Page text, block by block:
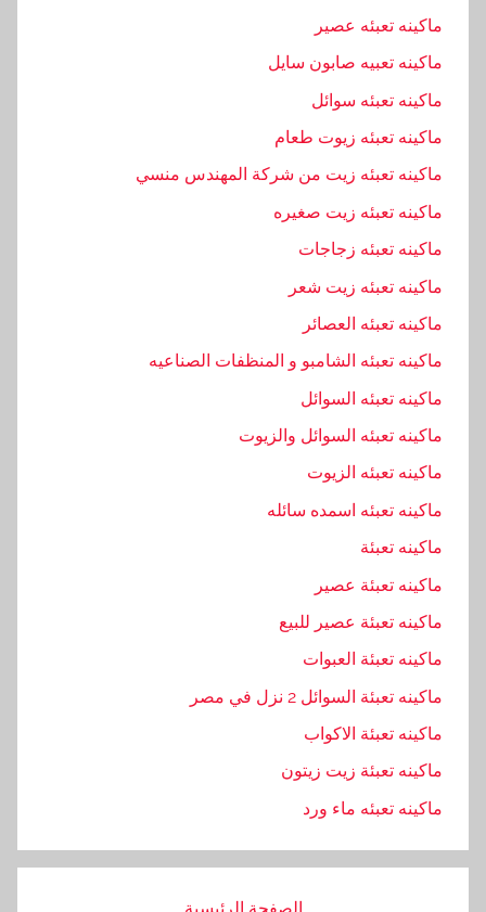
ماكينه تعبئه عصير
ماكينه تعبيه صابون سايل
ماكينه تعبئه سوائل
ماكينه تعبئه زيوت طعام
ماكينه تعبئه زيت من شركة المهندس منسي
ماكينه تعبئه زيت صغيره
ماكينه تعبئه زجاجات
ماكينه تعبئه زيت شعر
ماكينه تعبئه العصائر
ماكينه تعبئه الشامبو و المنظفات الصناعيه
ماكينه تعبئه السوائل
ماكينه تعبئه السوائل والزيوت
ماكينه تعبئه الزيوت
ماكينه تعبئه اسمده سائله
ماكينه تعبئة
ماكينه تعبئة عصير
ماكينه تعبئة عصير للبيع
ماكينه تعبئة العبوات
ماكينه تعبئة السوائل 2 نزل في مصر
ماكينه تعبئة الاكواب
ماكينه تعبئة زيت زيتون
ماكينه تعبئه ماء ورد
الصفحة الرئيسية